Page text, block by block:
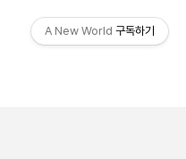
A New World 구독하기